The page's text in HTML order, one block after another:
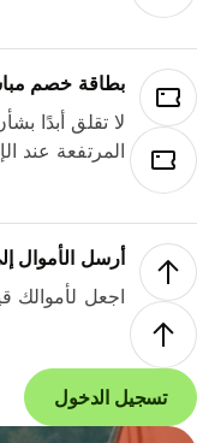
بطاقة خصم
لا تقلق أبدًا
المرتفعة عند
أرسل الأموال
اجعل لأموالك
تسجيل الدخول